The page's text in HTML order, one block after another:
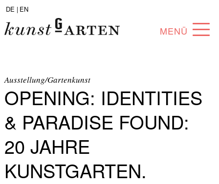
DE | EN
MENÜ
ABOUT
SAMMLUNG
KÜNSTLER*INNEN
PARTNER*INNEN
ANGEBOTE
Ausstellung/Gartenkunst
OPENING: IDENTITIES
& PARADISE FOUND:
20 JAHRE
KUNSTGARTEN.